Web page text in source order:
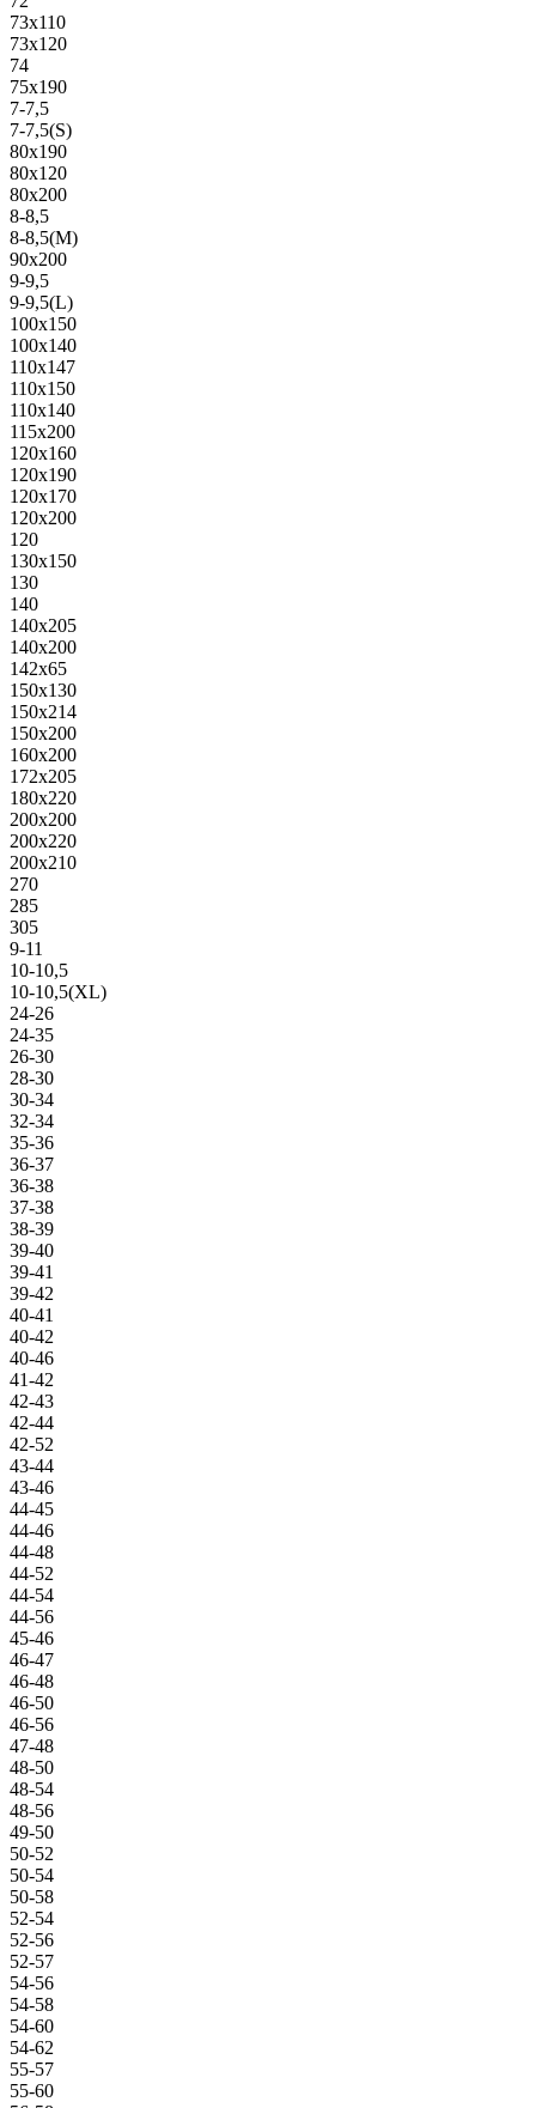
73х110
73х120
74
75х190
7-7,5
7-7,5(S)
80х190
80х120
80х200
8-8,5
8-8,5(M)
90х200
9-9,5
9-9,5(L)
100х150
100х140
110х147
110х150
110х140
115х200
120х160
120х190
120х170
120х200
120
130х150
130
140
140х205
140х200
142х65
150х130
150х214
150х200
160х200
172х205
180х220
200х200
200х220
200х210
270
285
305
9-11
10-10,5
10-10,5(XL)
24-26
24-35
26-30
28-30
30-34
32-34
35-36
36-37
36-38
37-38
38-39
39-40
39-41
39-42
40-41
40-42
40-46
41-42
42-43
42-44
42-52
43-44
43-46
44-45
44-46
44-48
44-52
44-54
44-56
45-46
46-47
46-48
46-50
46-56
47-48
48-50
48-54
48-56
49-50
50-52
50-54
50-58
52-54
52-56
52-57
54-56
54-58
54-60
54-62
55-57
55-60